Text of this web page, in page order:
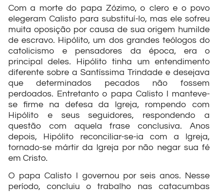
Com a morte do papa Zózimo, o clero e o povo
elegeram Calisto para substituí-lo, mas ele sofreu
muita oposição por causa de sua origem humilde
de escravo. Hipólito, um dos grandes teólogos do
catolicismo e pensadores da época, era o
principal deles. Hipólito tinha um entendimento
diferente sobre a Santíssima Trindade e desejava
que determinados pecados não fossem
perdoados. Entretanto o papa Calisto I manteve-
se firme na defesa da Igreja, rompendo com
Hipólito e seus seguidores, respondendo a
questão com aquela frase conclusiva. Anos
depois, Hipólito reconciliar-se-ia com a Igreja,
tornado-se mártir da Igreja por não negar sua fé
em Cristo.
O papa Calisto I governou por seis anos. Nesse
período, concluiu o trabalho nas catacumbas